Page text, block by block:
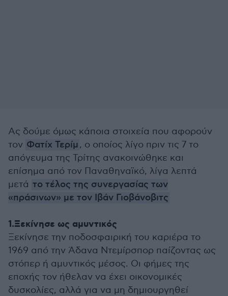
Ας δούμε όμως κάποια στοιχεία που αφορούν
τον Φατίχ Τερίμ, ο οποίος λίγο πριν τις 7 το
απόγευμα της Τρίτης ανακοινώθηκε και
επίσημα από τον Παναθηναϊκό, λίγα λεπτά
μετά το τέλος της συνεργασίας των
«πράσινων» με τον Ιβάν Γιοβάνοβιτς
1.Ξεκίνησε ως αμυντικός
Ξεκίνησε την ποδοσφαιρική του καριέρα το
1969 από την Άδανα Ντεμίρσπορ παίζοντας ως
στόπερ ή αμυντικός μέσος. Οι φήμες της
εποχής τον ήθελαν να έχει οικονομικές
δυσκολίες, αλλά για να μη δημιουργηθεί